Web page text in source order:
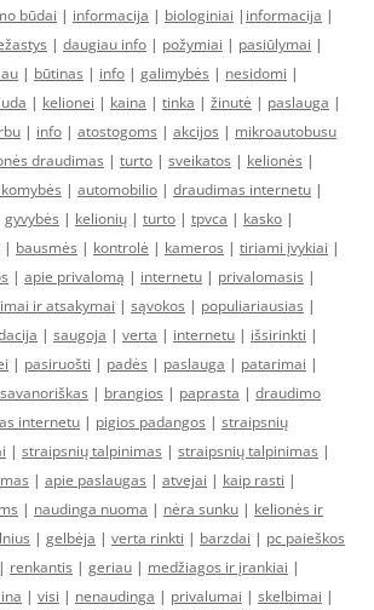
būdai | informacija | biologiniai | informacija |
| daugiau info | požymiai | pasiūlymai |
| būtinas | info | galimybės | nesidomi |
| kelionei | kaina | tinka | žinutė | paslauga |
| info | atostogoms | akcijos | mikroautobusu
draudimas | turto | sveikatos | kelionės |
| automobilio | draudimas internetu |
gyvybės | kelionių | turto | tpvca | kasko |
| bausmės | kontrolė | kameros | tiriami įvykiai |
| apie privalomą | internetu | privalomasis |
ir atsakymai | sąvokos | populiariausias |
| saugoja | verta | internetu | išsirinkti |
| pasiruošti | padės | paslauga | patarimai |
savanoriškas | brangios | paprasta | draudimo
internetu | pigios padangos | straipsnių
| straipsnių talpinimas | straipsnių talpinimas |
| apie paslaugas | atvejai | kaip rasti |
| naudinga nuoma | nėra sunku | kelionės ir
| gelbėja | verta rinkti | barzdai | pc paieškos
| renkantis | geriau | medžiagos ir įrankiai |
| visi | nenaudinga | privalumai | skelbimai |